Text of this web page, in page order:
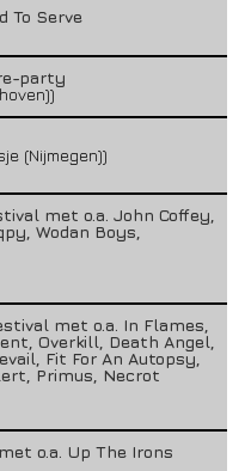
To Serve
party
(Nijmegen))
met o.a. John Coffey,
Wodan Boys,
met o.a. In Flames,
Overkill, Death Angel,
Fit For An Autopsy,
Primus, Necrot
o.a. Up The Irons